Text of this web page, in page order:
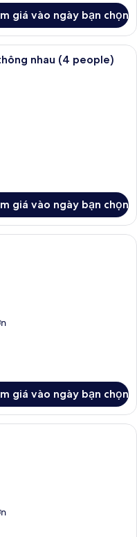
giá vào ngày bạn chọn
giường kháng dị ứng,
nhau (4 people)
giá vào ngày bạn chọn
giường kháng dị ứng,
giá vào ngày bạn chọn
giường kháng dị ứng,